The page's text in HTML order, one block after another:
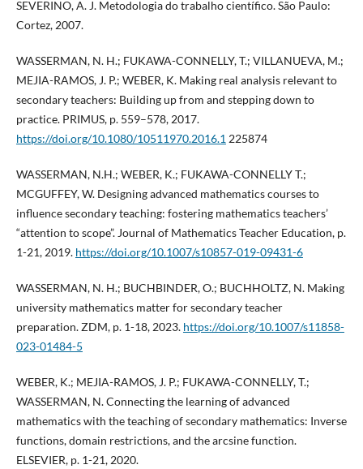
SEVERINO, A. J. Metodologia do trabalho científico. São Paulo:
Cortez, 2007.
WASSERMAN, N. H.; FUKAWA-CONNELLY, T.; VILLANUEVA, M.;
MEJIA-RAMOS, J. P.; WEBER, K. Making real analysis relevant to
secondary teachers: Building up from and stepping down to
practice. PRIMUS, p. 559–578, 2017.
https://doi.org/10.1080/10511970.2016.1 225874
WASSERMAN, N.H.; WEBER, K.; FUKAWA-CONNELLY T.;
MCGUFFEY, W. Designing advanced mathematics courses to
influence secondary teaching: fostering mathematics teachers’
“attention to scope”. Journal of Mathematics Teacher Education, p.
1-21, 2019. https://doi.org/10.1007/s10857-019-09431-6
WASSERMAN, N. H.; BUCHBINDER, O.; BUCHHOLTZ, N. Making
university mathematics matter for secondary teacher
preparation. ZDM, p. 1-18, 2023. https://doi.org/10.1007/s11858-
023-01484-5
WEBER, K.; MEJIA-RAMOS, J. P.; FUKAWA-CONNELLY, T.;
WASSERMAN, N. Connecting the learning of advanced
mathematics with the teaching of secondary mathematics: Inverse
functions, domain restrictions, and the arcsine function.
ELSEVIER, p. 1-21, 2020.